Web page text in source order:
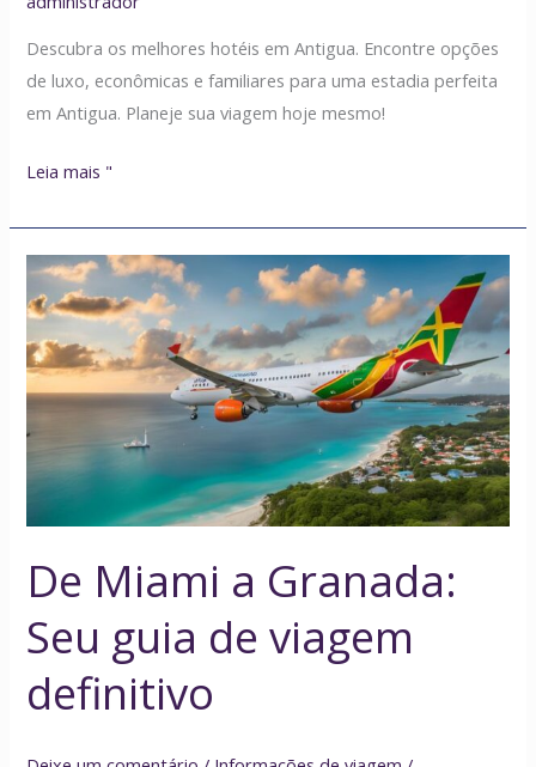
Descubra os melhores hotéis em Antigua. Encontre opções
de luxo, econômicas e familiares para uma estadia perfeita
em Antigua. Planeje sua viagem hoje mesmo!
em
2025
Leia mais "
De Miami a Granada:
Seu guia de viagem
definitivo
De
Miami
Granada:
Seu
guia
de
viagem
definitivo